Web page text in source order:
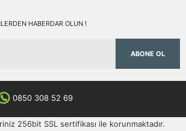
HABERDAR OLUN !
ABONE OL
0850 308 52 69
256bit SSL sertifikası ile korunmaktadır.